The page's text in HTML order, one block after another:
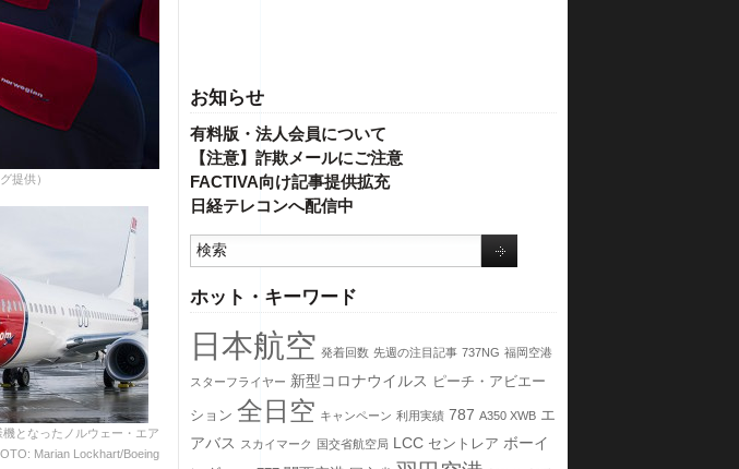
お知らせ
有料版・法人会員について
【注意】詐欺メールにご注意
FACTIVA向け記事提供拡充
日経テレコンへ配信中
ホット・キーワード
日本航空 発着回数 先週の注目記事 737NG 福岡空港
スターフライヤー 新型コロナウイルス ピーチ・アビエー
ション 全日空 キャンペーン 利用実績 787 A350 XWB エ
アバス
スカイマーク 国交省航空局 LCC セントレア ボーイ
提供）
となったノルウェー・エア
Marian Lockhart/Boeing